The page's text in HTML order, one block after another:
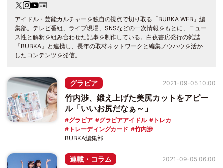
アイドル・芸能カルチャーを独自の視点で切り取る「BUBKA WEB」編
集部。テレビ番組、ライブ現場、SNSなどの一次情報をもとに、ニュー
ス性と解釈を組み合わせた記事を制作している。白夜書房発行の雑誌
『BUBKA』と連携し、長年の取材ネットワークと編集ノウハウを活か
したコンテンツを発信。
グラビア
竹内渉、鍛え上げた美尻カットをアピー
ル「いいお尻だなぁ～」
グラビア グラビアアイドル
トレカ
トレーディングカード
竹内渉
2021-09-05 10:00
BUBKA編集部
連載・コラム 2021-09-05 06:00